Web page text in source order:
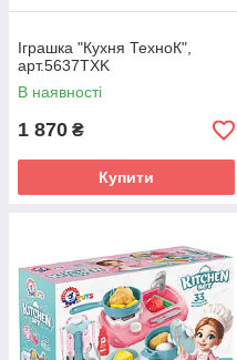
Іграшка "Кухня ТехноК",
арт.5637TXK
В наявності
1 870 ₴
Купити